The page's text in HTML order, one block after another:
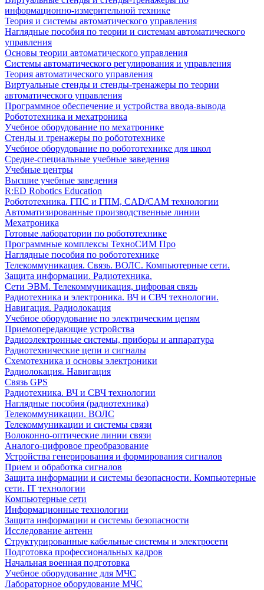
информационно-измерительной технике
Теория и системы автоматического управления
Наглядные пособия по теории и системам автоматического
управления
Основы теории автоматического управления
Системы автоматического регулирования и управления
Теория автоматического управления
Виртуальные стенды и стенды-тренажеры по теории
автоматического управления
Программное обеспечение и устройства ввода-вывода
Робототехника и мехатроника
Учебное оборудование по мехатронике
Стенды и тренажеры по робототехнике
Учебное оборудование по робототехнике для школ
Средне-специальные учебные заведения
Учебные центры
Высшие учебные заведения
R:ED Robotics Education
Робототехника. ГПС и ГПМ, CAD/CAM технологии
Автоматизированные производственные линии
Мехатроника
Готовые лаборатории по робототехнике
Программные комплексы ТехноСИМ Про
Наглядные пособия по робототехнике
Телекоммуникация. Связь. ВОЛС. Компьютерные сети.
Защита информации. Радиотехника.
Сети ЭВМ. Телекоммуникация, цифровая связь
Радиотехника и электроника. ВЧ и СВЧ технологии.
Навигация. Радиолокация
Учебное оборудование по электрическим цепям
Приемопередающие устройства
Радиоэлектронные системы, приборы и аппаратура
Радиотехнические цепи и сигналы
Схемотехника и основы электроники
Радиолокация. Навигация
Связь GPS
Радиотехника. ВЧ и СВЧ технологии
Наглядные пособия (радиотехника)
Телекоммуникации. ВОЛС
Телекоммуникации и системы связи
Волоконно-оптические линии связи
Аналого-цифровое преобразование
Устройства генерирования и формирования сигналов
Прием и обработка сигналов
Защита информации и системы безопасности. Компьютерные
сети. IT технологии
Компьютерные сети
Информационные технологии
Защита информации и системы безопасности
Исследование антенн
Структурированные кабельные системы и электросети
Подготовка профессиональных кадров
Начальная военная подготовка
Учебное оборудование для МЧС
Лабораторное оборудование МЧС